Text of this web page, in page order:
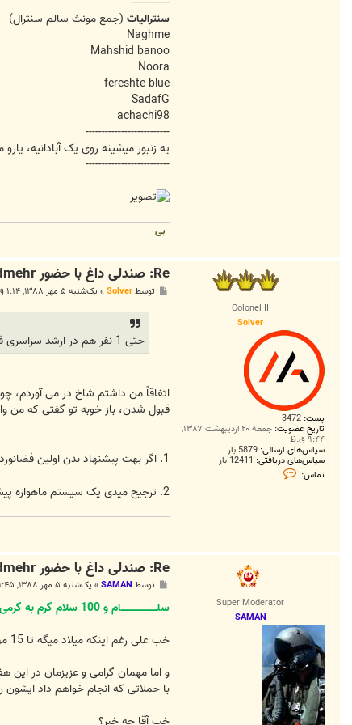
سنترالیات (جمع مونث سالم سنترال)
Naghme
Mahshid banoo
Noora
fereshte blue
SadafG
achachi98
--------------------------
یه زنبور میشینه روی یک آبادانیه،
--------------------------
بی
Colonel II
Solver
پست: 3472
تاریخ عضویت: جمعه ۲۰ اردیبهشت ۱۳۸۷,
۹:۴۴ ق.ظ
سپاس‌های ارسالی: 5879 بار
سپاس‌های دریافتی: 12411 بار
تماس:
ت
e
Re: صندلی داغ با حضور Pedmehr...!
توسطSolver
» یک‌شنبه ۵ مهر ۱۳۸۸, ۱:۱۴ ق.ظ
حتی 1 نفر هم در ارشد سراسری قبول نشده
اتفاقاً من داشتم شاخ در می آوردم،
قبول شدن، باز خوبه تو گفتی که من
1. اگر بهت پیشنهاد بدن اولین فضانوردی باشی که از ایران به فضا میره قبول میکنی؟
2. ترجیح میدی یک سیستم ماهواره پیشرفته و قوی که همه جهت ها را به طور کامل بگیره و کانالی هم قفل نباشه داشته باشی، یا یک اینترنت پر سرعت بدون محدودیت زمانی و ترافیکی؟
Super Moderator
SAMAN
Re: صندلی داغ با حضور Pedmehr...!
ت
توسط SAMAN
» یک‌شنبه ۵ مهر ۱۳۸۸, ۱:۴۵ ق.ظ
سلــــــــــــــــــــــام و 100 سلام گرم به گرمی صندلی داغ سنترال کلابز
خب علی رغم اینکه میلاد میگه تا 15 مهر تق ولقه, من اعلام میکنم که 11 مهر شروع رسمی کلاسهاست
و اما مهمان گرامی و عزیزمان در این
با حملاتی که انجام خواهم داد ایشون